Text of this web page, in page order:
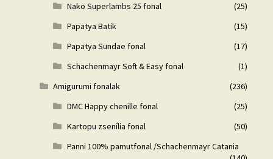
Nako Superlambs 25 fonal
(25)
Papatya Batik
(15)
Papatya Sundae fonal
(17)
Schachenmayr Soft & Easy fonal
(1)
Amigurumi fonalak
(236)
DMC Happy chenille fonal
(25)
Kartopu zsenília fonal
(50)
Panni 100% pamutfonal /Schachenmayr Catania